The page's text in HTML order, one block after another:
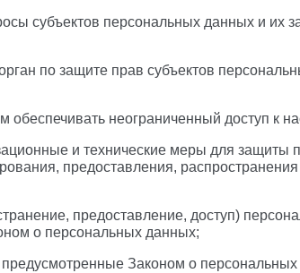
субъектов персональных данных и их
по защите прав субъектов
обеспечивать неограниченный доступ к
и технические меры для защиты
предоставления,
предоставление, доступ)
о персональных данных;
Законом о